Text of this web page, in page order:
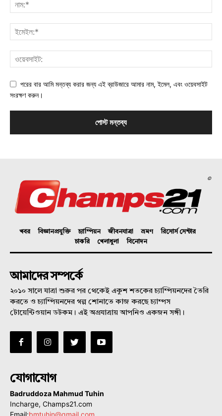
পরের বার আমি মন্তব্য করার জন্য এই ব্রাউজারে আমার নাম, ইমেল, এবং ওয়েবসাইট
সংরক্ষণ করুন।
©
খবর বিজ্ঞানপ্রযুক্তি চ্যাম্পিয়ন জীবনযাত্রা ভ্রমণ
রিসোর্স সেন্টার
চাকরি
খেলাধুলা বিনোদন
আমাদের সম্পর্কে
২০১০ সালে যাত্রা শুরুর পর থেকেই একুশ শতকের চ্যাম্পিয়নদের তৈরি
করতে ও চ্যাম্পিয়নদের গল্প শোনাতে কাজ করছে চ্যাম্পস
টোয়েন্টিওয়ান ডটকম। এই অগ্রযাত্রায় আপনিও একজন সঙ্গী।
যোগাযোগ
Badruddoza Mahmud Tuhin
Incharge, Champs21.com
Email:bmtuhin@gmail.com